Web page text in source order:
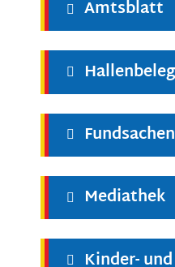
Amtsblatt
Fundsachen
Mediathek
Kinder-